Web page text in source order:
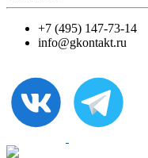
+7 (495) 147-73-14
info@gkontakt.ru